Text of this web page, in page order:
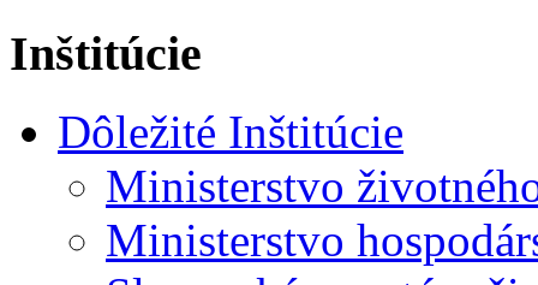
Inštitúcie
Dôležité Inštitúcie
Ministerstvo
Ministerstvo